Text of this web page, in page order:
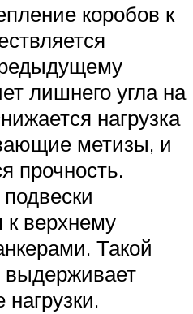
коробов к
лишнего угла на
нагрузка
метизы, и
прочность.
к верхнему
Такой
выдерживает